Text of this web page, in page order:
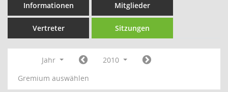
Informationen Mitglieder
Vertreter Sitzungen
Jahr
2010
Gremium auswählen